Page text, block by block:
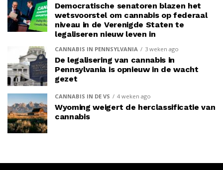
Democratische senatoren blazen het
wetsvoorstel om cannabis op federaal
niveau in de Verenigde Staten te
legaliseren nieuw leven in
CANNABIS IN PENNSYLVANIA 3 weken ago
De legalisering van cannabis in
Pennsylvania is opnieuw in de wacht
gezet
CANNABIS IN DE VS 4 weken ago
Wyoming weigert de herclassificatie van
cannabis